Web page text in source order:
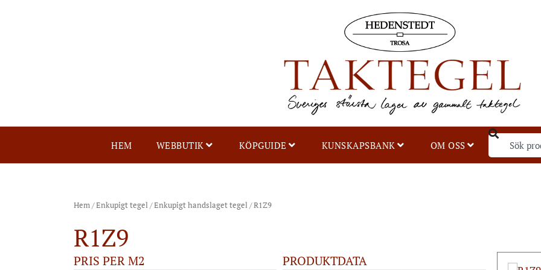
HEM WEBBUTIK KÖPGUIDE KUNSKAPSBANK OM OSS
Hem/Enkupigt tegel/Enkupigt handslaget tegel/ R1Z9
R1Z9
PRIS PER M2 PRODUKTDATA